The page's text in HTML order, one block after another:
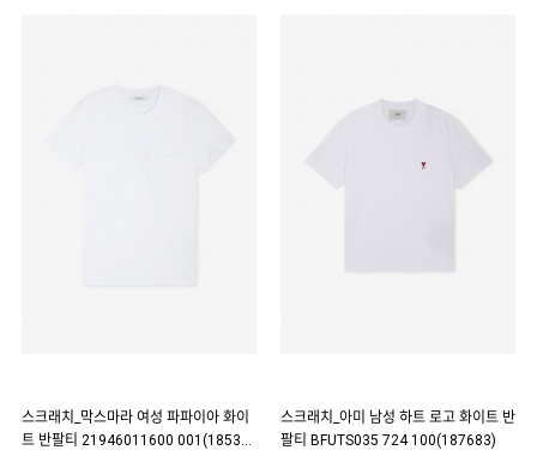
스크래치_막스마라 여성 파파이아 화이
트 반팔티 21946011600 001(18538
스크래치_아미 남성 하트 로고 화이트 반
팔티 BFUTS035 724 100(187683)